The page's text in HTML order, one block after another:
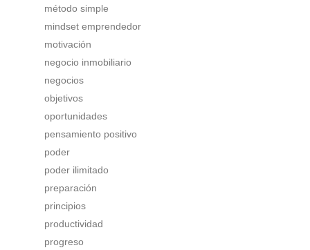
método simple
mindset emprendedor
motivación
negocio inmobiliario
negocios
objetivos
oportunidades
pensamiento positivo
poder
poder ilimitado
preparación
principios
productividad
progreso